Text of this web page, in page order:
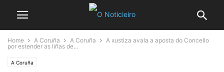
Home A Coruña A Coruña
A xustiza avala a aposta do Concello
por estender as liñas de...
A Coruña